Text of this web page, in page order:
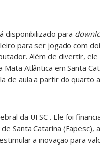
disponibilizado para
para ser jogado com
Além de divertir, ele
Mata Atlântica em Santa
de aula a partir do quarto
da UFSC . Ele foi
Santa Catarina (Fapesc),
a inovação para